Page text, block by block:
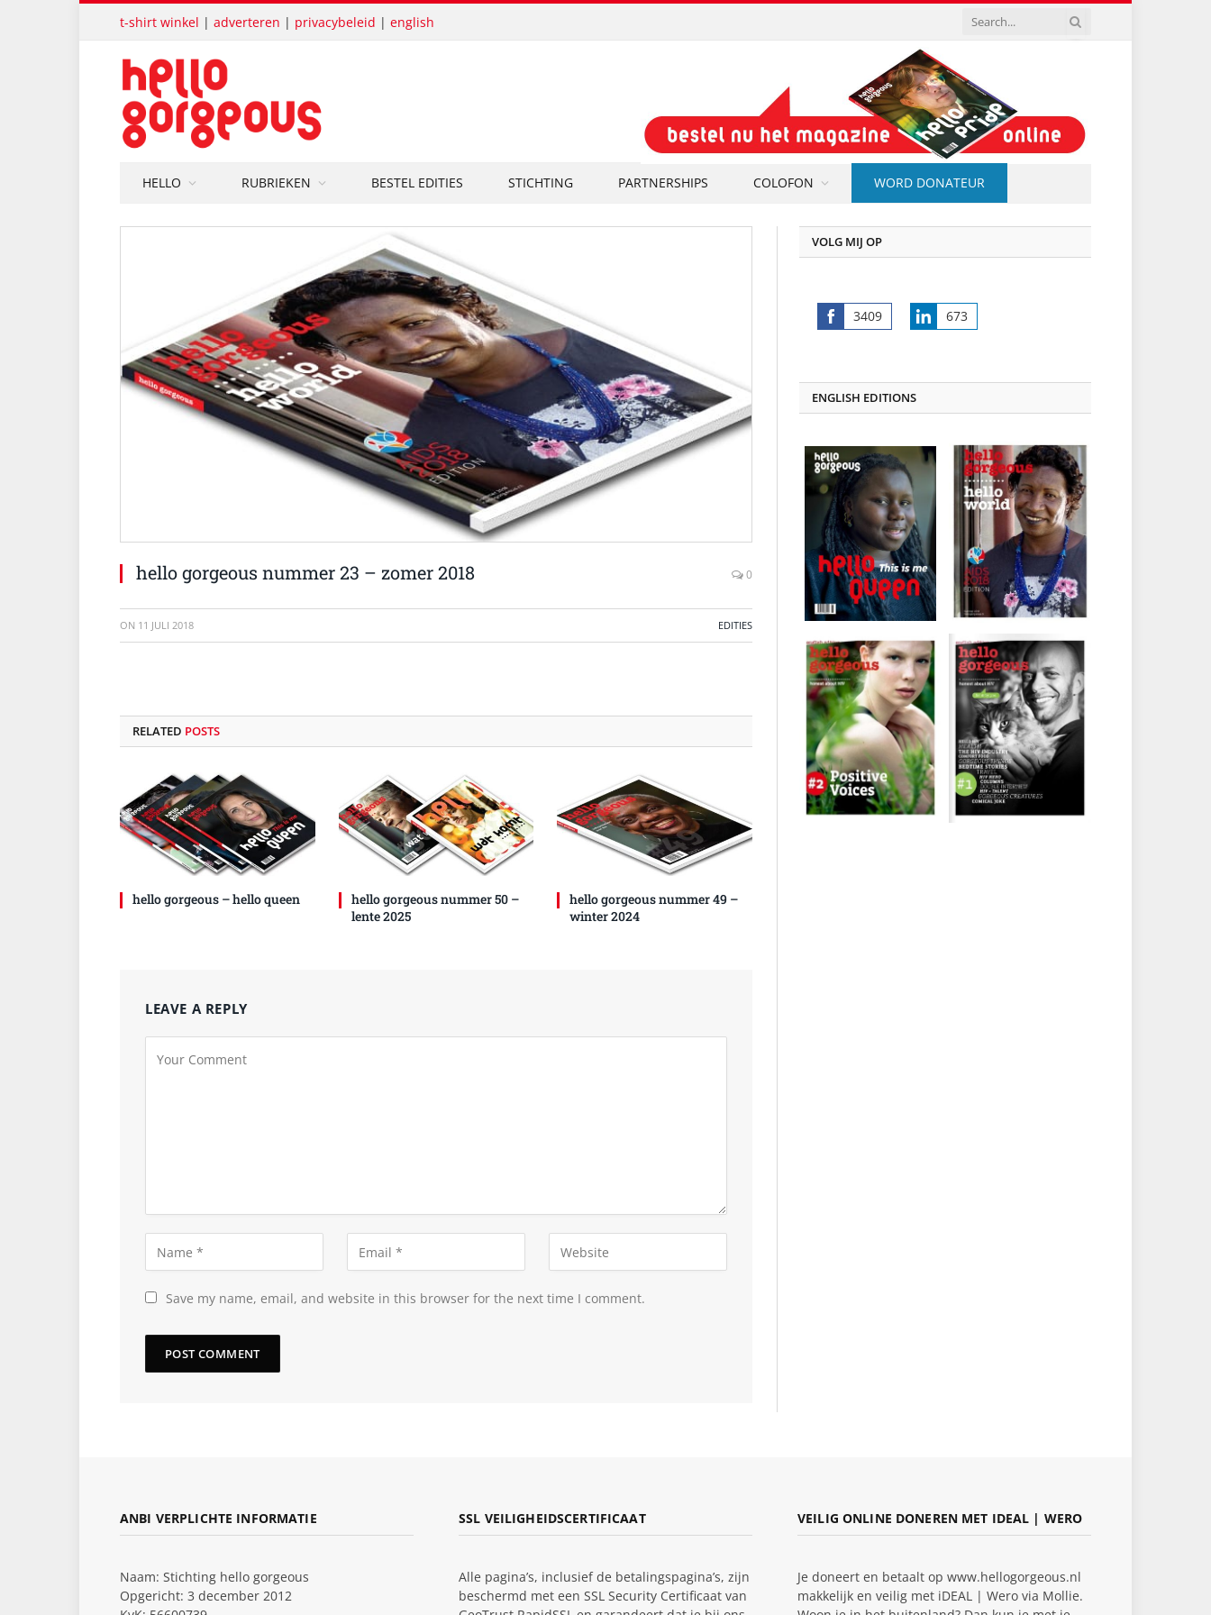
t-shirt winkel | adverteren | privacybeleid | english
HELLO RUBRIEKEN BESTEL EDITIES STICHTING PARTNERSHIPS COLOFON WORD DONATEUR
hello gorgeous nummer 23 – zomer 2018 0
ON 11 JULI 2018 EDITIES
RELATED POSTS
hello gorgeous – hello queen
hello gorgeous nummer 50 –
lente 2025
hello gorgeous nummer 49 –
winter 2024
LEAVE A REPLY
Save my name, email, and website in this browser for the next time I comment.
VOLG MIJ OP
3409
Share
673
Share
ENGLISH EDITIONS
ANBI VERPLICHTE INFORMATIE
Naam: Stichting hello gorgeous
Opgericht: 3 december 2012
SSL VEILIGHEIDSCERTIFICAAT
Alle pagina’s, inclusief de betalingspagina’s, zijn
beschermd met een SSL Security Certificaat van
VEILIG ONLINE DONEREN MET IDEAL | WERO
Je doneert en betaalt op www.hellogorgeous.nl
makkelijk en veilig met iDEAL | Wero via Mollie.